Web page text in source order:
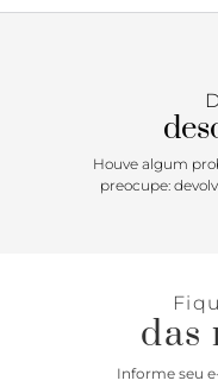
alça de mão. Feita em
Porque Apostar: It
porém repleta de
pedida certa para
Prática e super
Houve algum
preocupe:
das
Informe seu